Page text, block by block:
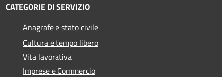
CATEGORIE DI SERVIZIO
Anagrafe e stato civile
Cultura e tempo libero
Vita lavorativa
Imprese e Commercio